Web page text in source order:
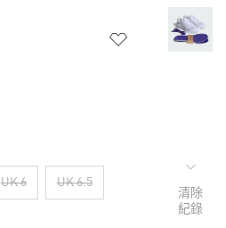
UK 6 UK 6.5
清除
紀錄